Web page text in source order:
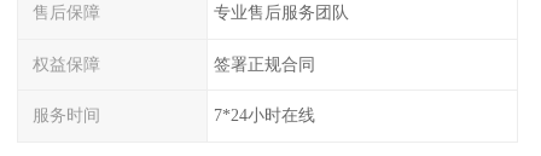
售后保障 专业售后服务团队
权益保障 签署正规合同
服务时间 7*24小时在线